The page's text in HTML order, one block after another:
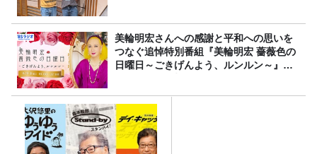
美輪明宏さんへの感謝と平和への思いを
つなぐ追悼特別番組『美輪明宏 薔薇色の
日曜日～ごきげんよう、ルンルン～』